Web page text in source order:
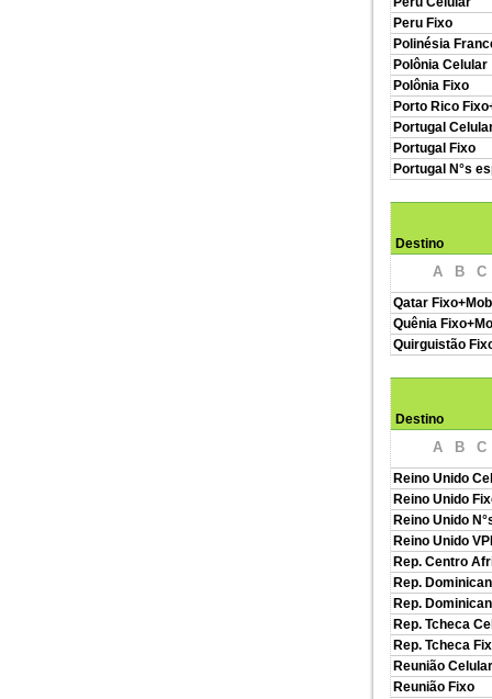
Peru Fixo
Polinésia
Polônia Celular
Polônia Fixo
Porto Rico
Portugal
Portugal Fixo
Portugal N°s
Destino
A B C
Qatar
Quênia
Quirguistão
Destino
A B C
Reino Unido
Reino Unido
Reino Unido
Reino Unido
Rep. Centro
Rep.
Rep.
Rep. Tcheca
Rep. Tcheca
Reunião Celular
Reunião Fixo